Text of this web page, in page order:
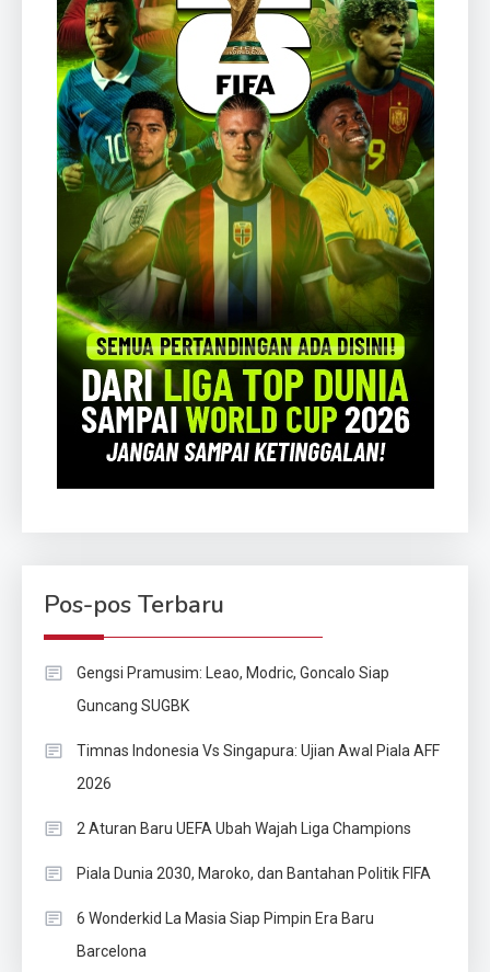
Pos-pos Terbaru
Gengsi Pramusim: Leao, Modric, Goncalo Siap
Guncang SUGBK
Timnas Indonesia Vs Singapura: Ujian Awal Piala AFF
2026
2 Aturan Baru UEFA Ubah Wajah Liga Champions
Piala Dunia 2030, Maroko, dan Bantahan Politik FIFA
6 Wonderkid La Masia Siap Pimpin Era Baru
Barcelona